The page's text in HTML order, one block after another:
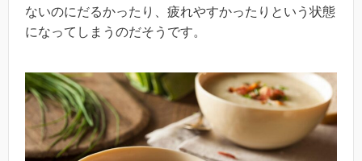
ないのにだるかったり、疲れやすかったりという状態
になってしまうのだそうです。